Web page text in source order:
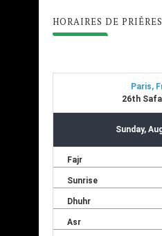
HORAIRES DE PRIÊRES